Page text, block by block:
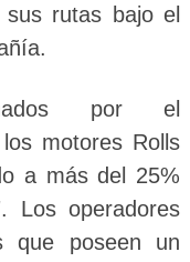
rutas bajo el
por el
motores Rolls
a más del 25%
Los operadores
que poseen un